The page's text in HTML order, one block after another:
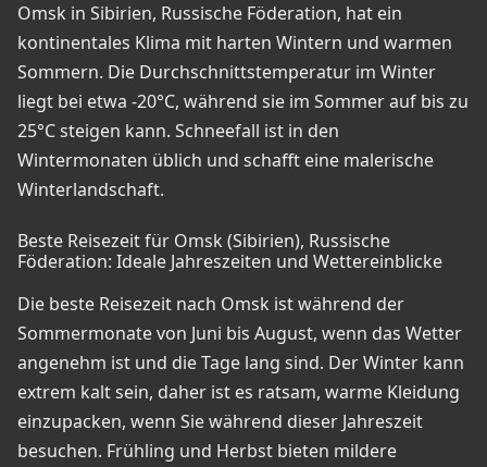
Omsk in Sibirien, Russische Föderation, hat ein
kontinentales Klima mit harten Wintern und warmen
Sommern. Die Durchschnittstemperatur im Winter
liegt bei etwa -20°C, während sie im Sommer auf bis zu
25°C steigen kann. Schneefall ist in den
Wintermonaten üblich und schafft eine malerische
Winterlandschaft.
Beste Reisezeit für Omsk (Sibirien), Russische
Föderation: Ideale Jahreszeiten und Wettereinblicke
Die beste Reisezeit nach Omsk ist während der
Sommermonate von Juni bis August, wenn das Wetter
angenehm ist und die Tage lang sind. Der Winter kann
extrem kalt sein, daher ist es ratsam, warme Kleidung
einzupacken, wenn Sie während dieser Jahreszeit
besuchen. Frühling und Herbst bieten mildere